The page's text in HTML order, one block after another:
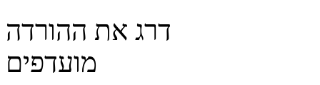
דרג את ההורדה
מועדפים